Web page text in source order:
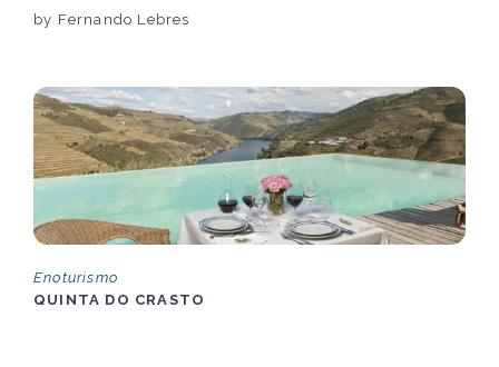
by Fernando Lebres
Enoturismo
QUINTA DO CRASTO